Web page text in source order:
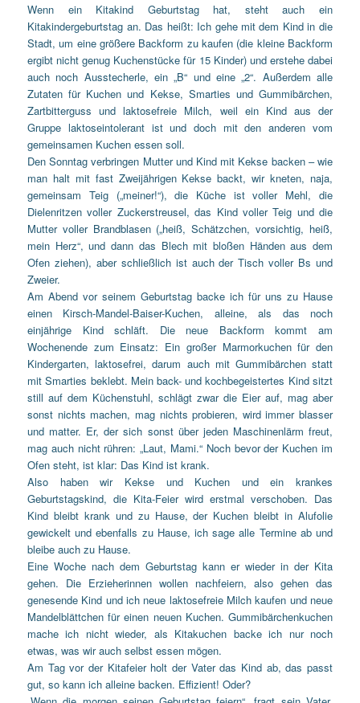
Wenn ein Kitakind Geburtstag hat, steht auch ein
Kitakindergeburtstag an. Das heißt: Ich gehe mit dem Kind in die
Stadt, um eine größere Backform zu kaufen (die kleine Backform
ergibt nicht genug Kuchenstücke für 15 Kinder) und erstehe dabei
auch noch Ausstecherle, ein „B“ und eine „2“. Außerdem alle
Zutaten für Kuchen und Kekse, Smarties und Gummibärchen,
Zartbitterguss und laktosefreie Milch, weil ein Kind aus der
Gruppe laktoseintolerant ist und doch mit den anderen vom
gemeinsamen Kuchen essen soll.
Den Sonntag verbringen Mutter und Kind mit Kekse backen – wie
man halt mit fast Zweijährigen Kekse backt, wir kneten, naja,
gemeinsam Teig („meiner!“), die Küche ist voller Mehl, die
Dielenritzen voller Zuckerstreusel, das Kind voller Teig und die
Mutter voller Brandblasen („heiß, Schätzchen, vorsichtig, heiß,
mein Herz“, und dann das Blech mit bloßen Händen aus dem
Ofen ziehen), aber schließlich ist auch der Tisch voller Bs und
Zweier.
Am Abend vor seinem Geburtstag backe ich für uns zu Hause
einen Kirsch-Mandel-Baiser-Kuchen, alleine, als das noch
einjährige Kind schläft. Die neue Backform kommt am
Wochenende zum Einsatz: Ein großer Marmorkuchen für den
Kindergarten, laktosefrei, darum auch mit Gummibärchen statt
mit Smarties beklebt. Mein back- und kochbegeistertes Kind sitzt
still auf dem Küchenstuhl, schlägt zwar die Eier auf, mag aber
sonst nichts machen, mag nichts probieren, wird immer blasser
und matter. Er, der sich sonst über jeden Maschinenlärm freut,
mag auch nicht rühren: „Laut, Mami.“ Noch bevor der Kuchen im
Ofen steht, ist klar: Das Kind ist krank.
Also haben wir Kekse und Kuchen und ein krankes
Geburtstagskind, die Kita-Feier wird erstmal verschoben. Das
Kind bleibt krank und zu Hause, der Kuchen bleibt in Alufolie
gewickelt und ebenfalls zu Hause, ich sage alle Termine ab und
bleibe auch zu Hause.
Eine Woche nach dem Geburtstag kann er wieder in der Kita
gehen. Die Erzieherinnen wollen nachfeiern, also gehen das
genesende Kind und ich neue laktosefreie Milch kaufen und neue
Mandelblättchen für einen neuen Kuchen. Gummibärchenkuchen
mache ich nicht wieder, als Kitakuchen backe ich nur noch
etwas, was wir auch selbst essen mögen.
Am Tag vor der Kitafeier holt der Vater das Kind ab, das passt
gut, so kann ich alleine backen. Effizient! Oder?